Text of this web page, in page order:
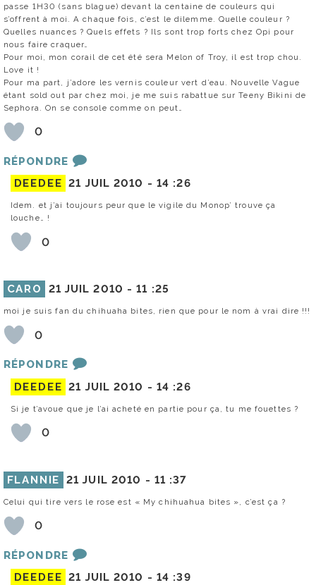
passe 1H30 (sans blague) devant la centaine de couleurs qui
s’offrent à moi. A chaque fois, c’est le dilemme. Quelle couleur ?
Quelles nuances ? Quels effets ? Ils sont trop forts chez Opi pour
nous faire craquer…
Pour moi, mon corail de cet été sera Melon of Troy, il est trop chou.
Love it !
Pour ma part, j’adore les vernis couleur vert d’eau. Nouvelle Vague
étant sold out par chez moi, je me suis rabattue sur Teeny Bikini de
Sephora. On se console comme on peut…
0
RÉPONDRE
DEEDEE 21 JUIL 2010 - 14 :26
Idem. et j’ai toujours peur que le vigile du Monop’ trouve ça
louche… !
0
CARO 21 JUIL 2010 -11 :25
moi je suis fan du chihuaha bites, rien que pour le nom à vrai dire !!!
0
RÉPONDRE
DEEDEE 21 JUIL 2010 - 14 :26
Si je t’avoue que je l’ai acheté en partie pour ça, tu me fouettes ?
0
FLANNIE 21 JUIL 2010 - 11 :37
Celui qui tire vers le rose est « My chihuahua bites », c’est ça ?
0
RÉPONDRE
DEEDEE 21 JUIL 2010 - 14 :39